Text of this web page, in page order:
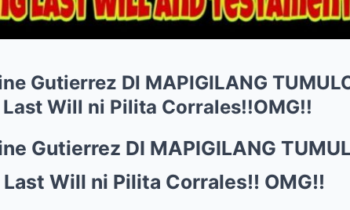
Gutierrez DI MAPIGILANG
Will ni Pilita Corrales!!OMG!!
Gutierrez DI MAPIGILANG
Last Will ni Pilita Corrales!! OMG!!